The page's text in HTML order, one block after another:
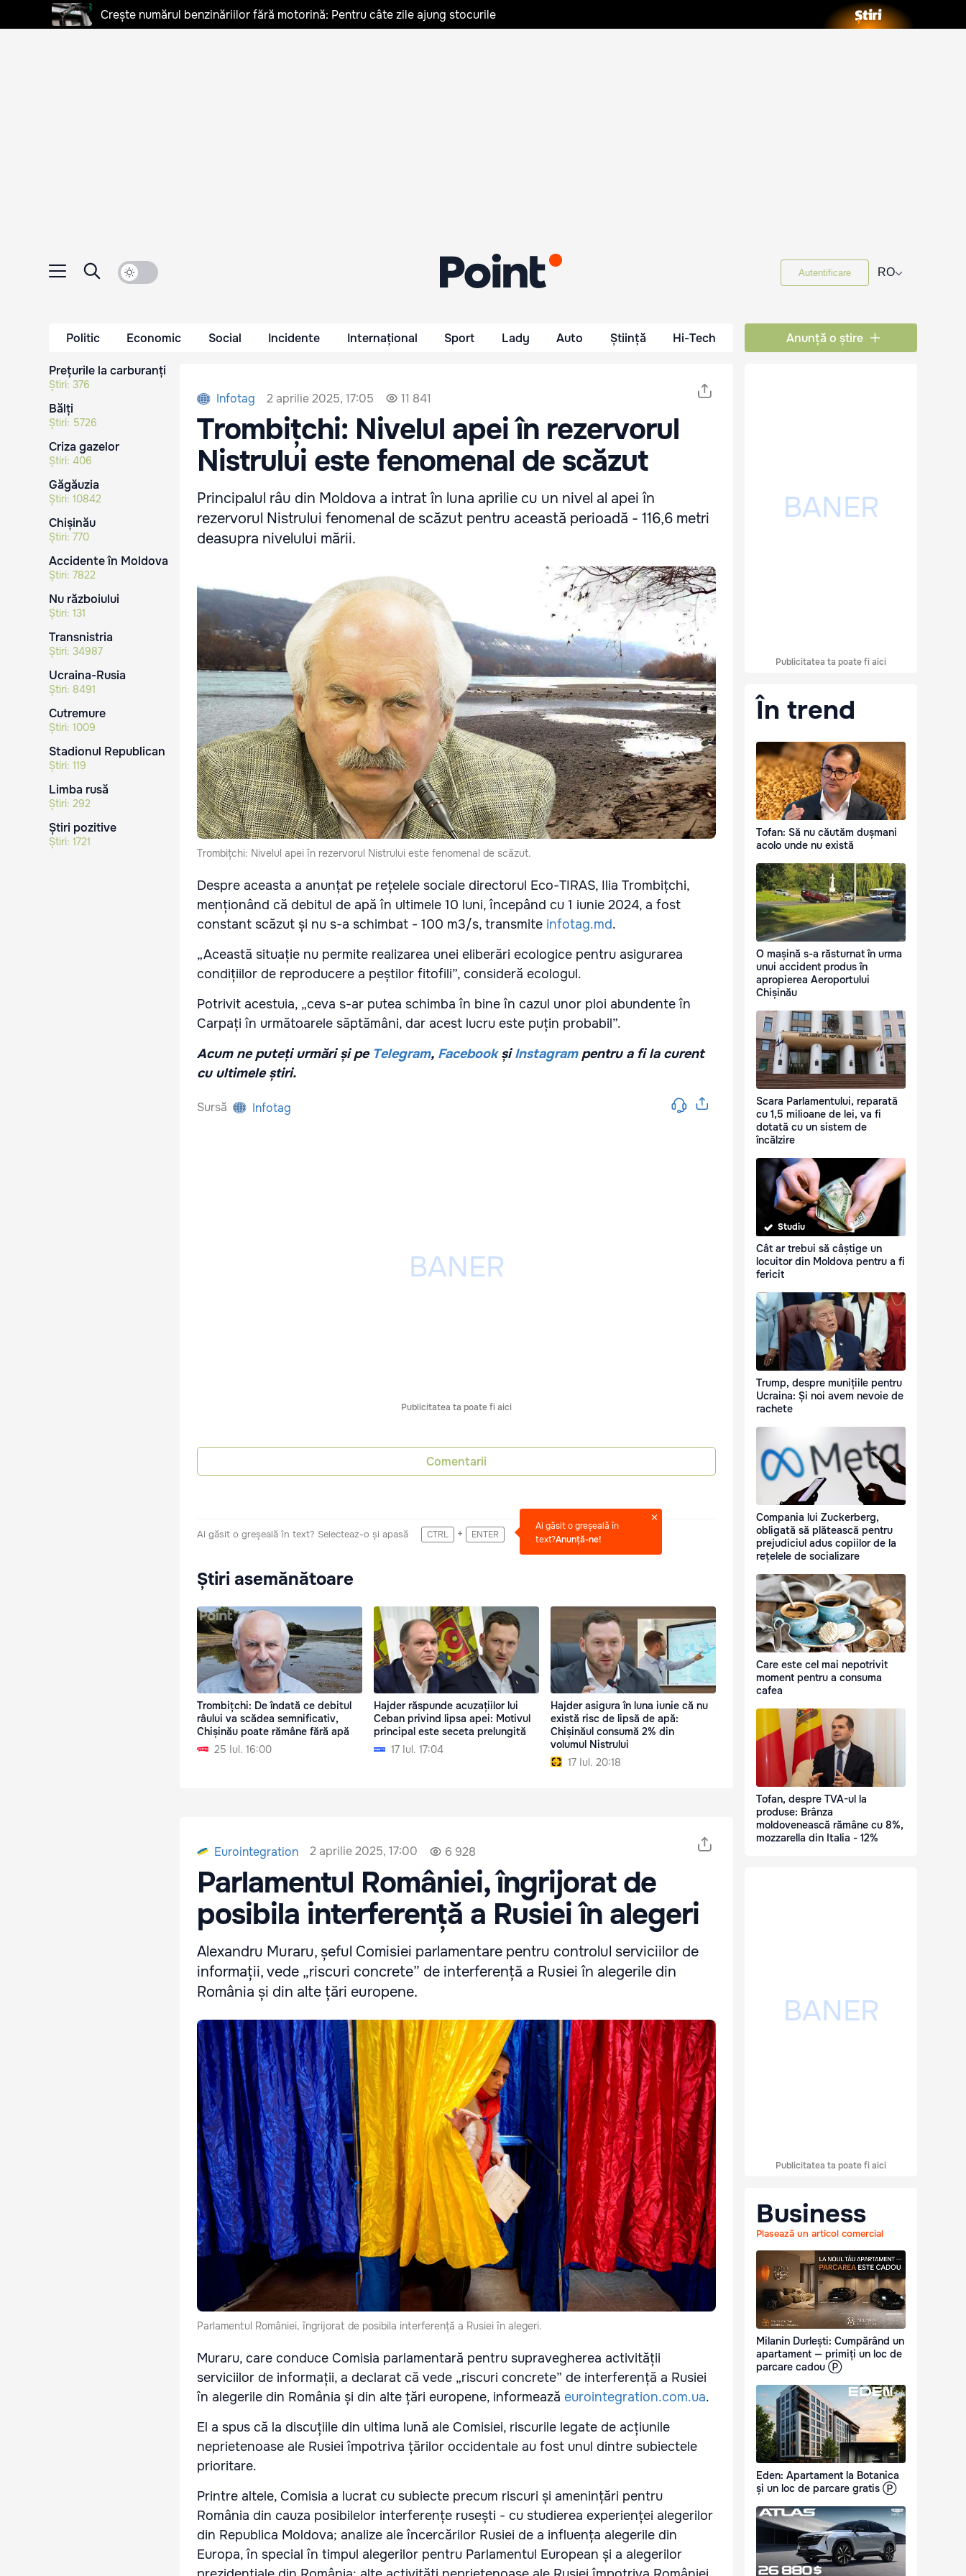
Crește numărul benzinăriilor fără motorină: Pentru câte zile ajung stocurile
Autentificare RO⌵
Politic Economic Social Incidente Internațional Sport Lady Auto Știință Hi-Tech Anunță o știre
Prețurile la carburanți
Știri: 376
Bălți
Știri: 5726
Criza gazelor
Știri: 406
Găgăuzia
Știri: 10842
Chișinău
Știri: 770
Accidente în Moldova
Știri: 7822
Nu războiului
Știri: 131
Transnistria
Știri: 34987
Ucraina-Rusia
Știri: 8491
Cutremure
Știri: 1009
Stadionul Republican
Știri: 119
Limba rusă
Știri: 292
Știri pozitive
Știri: 1721
Infotag 2 aprilie 2025, 17:05 11 841
Trombițchi: Nivelul apei în rezervorul
Nistrului este fenomenal de scăzut
Principalul râu din Moldova a intrat în luna aprilie cu un nivel al apei în
rezervorul Nistrului fenomenal de scăzut pentru această perioadă - 116,6 metri
deasupra nivelului mării.
Trombițchi: Nivelul apei în rezervorul Nistrului este fenomenal de scăzut.
Despre aceasta a anunțat pe rețelele sociale directorul Eco-TIRAS, Ilia Trombițchi,
menționând că debitul de apă în ultimele 10 luni, începând cu 1 iunie 2024, a fost
constant scăzut și nu s-a schimbat - 100 m3/s, transmite infotag.md.
„Această situație nu permite realizarea unei eliberări ecologice pentru asigurarea
condițiilor de reproducere a peștilor fitofili”, consideră ecologul.
Potrivit acestuia, „ceva s-ar putea schimba în bine în cazul unor ploi abundente în
Carpați în următoarele săptămâni, dar acest lucru este puțin probabil”.
Acum ne puteți urmări și pe Telegram, Facebook șiInstagrampentru a fi la curent
cu ultimele știri.
Sursă Infotag
Publicitatea ta poate fi aici
Comentarii
Ai găsit o greșeală în text? Selecteaz-o și apasă CTRL + ENTER
Ai găsit o greșeală în
text?Anunță-ne!
Știri asemănătoare
Trombițchi: De îndată ce debitul
râului va scădea semnificativ,
Chișinău poate rămâne fără apă
25 Iul. 16:00
Hajder răspunde acuzațiilor lui
Ceban privind lipsa apei: Motivul
principal este seceta prelungită
17 Iul. 17:04
Hajder asigura în luna iunie că nu
există risc de lipsă de apă:
Chișinăul consumă 2% din
volumul Nistrului
17 Iul. 20:18
Eurointegration 2 aprilie 2025, 17:00 6 928
Parlamentul României, îngrijorat de
posibila interferență a Rusiei în alegeri
Alexandru Muraru, șeful Comisiei parlamentare pentru controlul serviciilor de
informații, vede „riscuri concrete” de interferență a Rusiei în alegerile din
România și din alte țări europene.
Parlamentul României, îngrijorat de posibila interferență a Rusiei în alegeri.
Muraru, care conduce Comisia parlamentară pentru supravegherea activității
serviciilor de informații, a declarat că vede „riscuri concrete” de interferență a Rusiei
în alegerile din România și din alte țări europene, informează eurointegration.com.ua.
El a spus că la discuțiile din ultima lună ale Comisiei, riscurile legate de acțiunile
neprietenoase ale Rusiei împotriva țărilor occidentale au fost unul dintre subiectele
prioritare.
Printre altele, Comisia a lucrat cu subiecte precum riscuri și amenințări pentru
România din cauza posibilelor interferențe rusești - cu studierea experienței alegerilor
din Republica Moldova; analize ale încercărilor Rusiei de a influența alegerile din
Europa, în special în timpul alegerilor pentru Parlamentul European și a alegerilor
Publicitatea ta poate fi aici
În trend
Tofan: Să nu căutăm dușmani
acolo unde nu există
O mașină s-a răsturnat în urma
unui accident produs în
apropierea Aeroportului
Chișinău
Scara Parlamentului, reparată
cu 1,5 milioane de lei, va fi
dotată cu un sistem de
încălzire
Studiu
Cât ar trebui să câștige un
locuitor din Moldova pentru a fi
fericit
Trump, despre munițiile pentru
Ucraina: Și noi avem nevoie de
rachete
Compania lui Zuckerberg,
obligată să plătească pentru
prejudiciul adus copiilor de la
rețelele de socializare
Care este cel mai nepotrivit
moment pentru a consuma
cafea
Tofan, despre TVA-ul la
produse: Brânza
moldovenească rămâne cu 8%,
mozzarella din Italia - 12%
Publicitatea ta poate fi aici
Business
Plasează un articol comercial
Milanin Durlești: Cumpărând un
apartament — primiți un loc de
parcare cadou Ⓟ
Eden: Apartament la Botanica
și un loc de parcare gratis Ⓟ